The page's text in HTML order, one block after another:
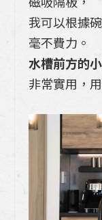
我可以根據
毫不費力。
水槽前方的
非常實用，